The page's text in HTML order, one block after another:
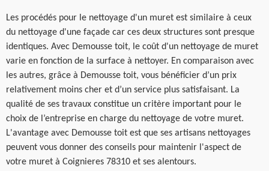
Les procédés pour le nettoyage d'un muret est similaire à ceux
du nettoyage d'une façade car ces deux structures sont presque
identiques. Avec Demousse toit, le coût d'un nettoyage de muret
varie en fonction de la surface à nettoyer. En comparaison avec
les autres, grâce à Demousse toit, vous bénéficier d’un prix
relativement moins cher et d’un service plus satisfaisant. La
qualité de ses travaux constitue un critère important pour le
choix de l’entreprise en charge du nettoyage de votre muret.
L'avantage avec Demousse toit est que ses artisans nettoyages
peuvent vous donner des conseils pour maintenir l'aspect de
votre muret à Coignieres 78310 et ses alentours.